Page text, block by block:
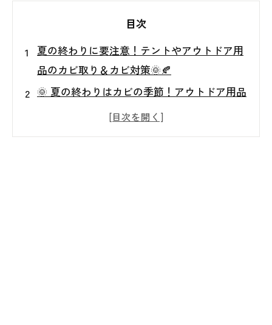
目次
夏の終わりに要注意！テントやアウトドア用
品のカビ取り＆カビ対策🌞🍂
🌞 夏の終わりはカビの季節！アウトドア用品
🧴 自分でできる！簡単カビ取り方法３ステッ